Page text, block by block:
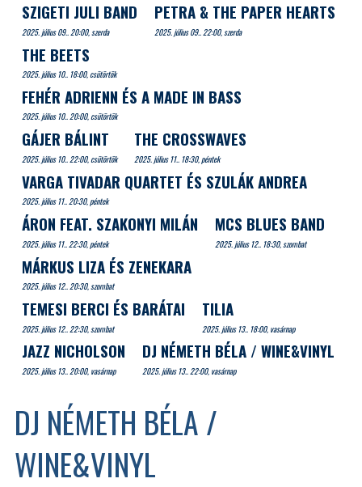
DJ NÉMETH BÉLA /
WINE&VINYL
SZIGETI JULI BAND
2025. július 09.. 20:00, szerda
PETRA & THE PAPER HEARTS
2025. július 09.. 22:00, szerda
THE BEETS
2025. július 10.. 18:00, csütörtök
FEHÉR ADRIENN ÉS A MADE IN BASS
2025. július 10.. 20:00, csütörtök
GÁJER BÁLINT
2025. július 10.. 22:00, csütörtök
THE CROSSWAVES
2025. július 11.. 18:30, péntek
VARGA TIVADAR QUARTET ÉS SZULÁK ANDREA
2025. július 11.. 20:30, péntek
ÁRON FEAT. SZAKONYI MILÁN
2025. július 11.. 22:30, péntek
MCS BLUES BAND
2025. július 12.. 18:30, szombat
MÁRKUS LIZA ÉS ZENEKARA
2025. július 12.. 20:30, szombat
TEMESI BERCI ÉS BARÁTAI
2025. július 12.. 22:30, szombat
TILIA
2025. július 13.. 18:00, vasárnap
JAZZ NICHOLSON
2025. július 13.. 20:00, vasárnap
DJ NÉMETH BÉLA / WINE&VINYL
2025. július 13.. 22:00, vasárnap